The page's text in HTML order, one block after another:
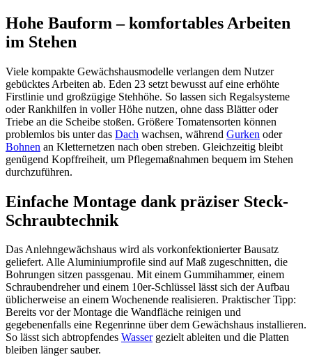
Hohe Bauform – komfortables Arbeiten
im Stehen
Viele kompakte Gewächshausmodelle verlangen dem Nutzer
gebücktes Arbeiten ab. Eden 23 setzt bewusst auf eine erhöhte
Firstlinie und großzügige Stehhöhe. So lassen sich Regal­systeme
oder Rankhilfen in voller Höhe nutzen, ohne dass Blätter oder
Triebe an die Scheibe stoßen. Größere Tomatensorten können
problemlos bis unter das Dach wachsen, während Gurken oder
Bohnen an Kletternetzen nach oben streben. Gleichzeitig bleibt
genügend Kopffreiheit, um Pflegemaßnahmen bequem im Stehen
durchzuführen.
Einfache Montage dank präziser Steck-
Schraubtechnik
Das Anlehngewächshaus wird als vorkonfektionierter Bausatz
geliefert. Alle Aluminiumprofile sind auf Maß zugeschnitten, die
Bohrungen sitzen passgenau. Mit einem Gummihammer, einem
Schraubendreher und einem 10er-Schlüssel lässt sich der Aufbau
üblicherweise an einem Wochenende realisieren. Praktischer Tipp:
Bereits vor der Montage die Wandfläche reinigen und
gegebenenfalls eine Regenrinne über dem Gewächshaus installieren.
So lässt sich abtropfendes Wassergezielt ableiten und die Platten
bleiben länger sauber.